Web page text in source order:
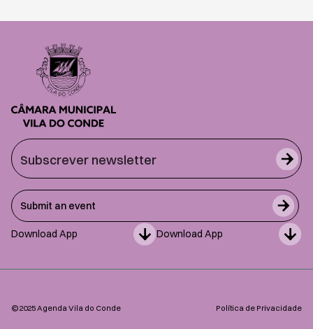
Submit an event
Download App Download App
©2025 Agenda Vila do Conde Política de Privacidade